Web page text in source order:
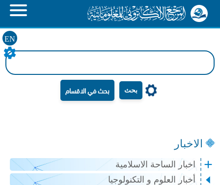
EN
بحث
الاخبار
اخبار الساحة الاسلامية
أخبار العلوم و التكنولوجيا